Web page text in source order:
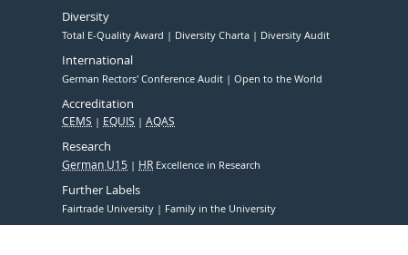
Diversity
Total E-Quality Award Diversity Charta Diversity Audit
International
German Rectors' Conference Audit Open to the World
Accreditation
CEMS EQUIS AQAS
Research
German U15 HR Excellence in Research
Further Labels
Fairtrade University Family in the University